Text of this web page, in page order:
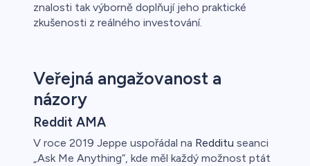
znalosti tak výborně doplňují jeho praktické
zkušenosti z reálného investování.
Veřejná angažovanost a
názory
Reddit AMA
V roce 2019 Jeppe uspořádal na Redditu seanci
„Ask Me Anything“, kde měl každý možnost ptát